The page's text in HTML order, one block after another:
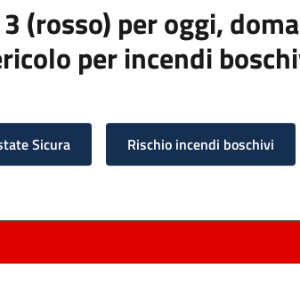
(rosso) per oggi,
per incendi
Sicura Rischio incendi boschivi